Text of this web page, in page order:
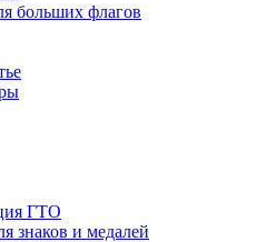
больших флагов
ГТО
знаков и медалей